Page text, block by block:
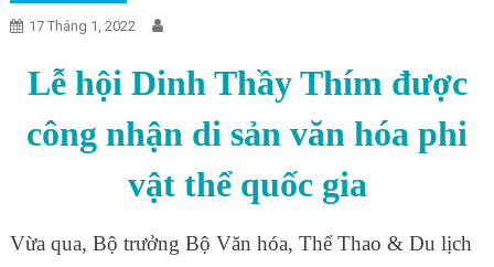
17 Tháng 1, 2022
Lễ hội Dinh Thầy Thím được
công nhận di sản văn hóa phi
vật thể quốc gia
Vừa qua, Bộ trưởng Bộ Văn hóa, Thể Thao & Du lịch